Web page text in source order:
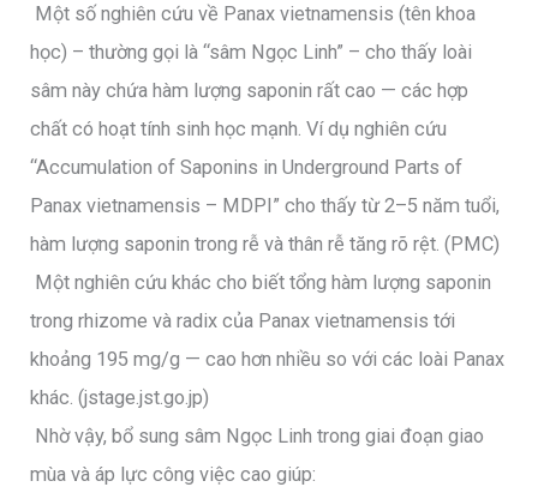
Một số nghiên cứu về Panax vietnamensis (tên khoa
học) – thường gọi là “sâm Ngọc Linh” – cho thấy loài
sâm này chứa hàm lượng saponin rất cao — các hợp
chất có hoạt tính sinh học mạnh. Ví dụ nghiên cứu
“Accumulation of Saponins in Underground Parts of
Panax vietnamensis – MDPI” cho thấy từ 2–5 năm tuổi,
hàm lượng saponin trong rễ và thân rễ tăng rõ rệt. (PMC)
Một nghiên cứu khác cho biết tổng hàm lượng saponin
trong rhizome và radix của Panax vietnamensis tới
khoảng 195 mg/g — cao hơn nhiều so với các loài Panax
khác. (jstage.jst.go.jp)
Nhờ vậy, bổ sung sâm Ngọc Linh trong giai đoạn giao
mùa và áp lực công việc cao giúp: